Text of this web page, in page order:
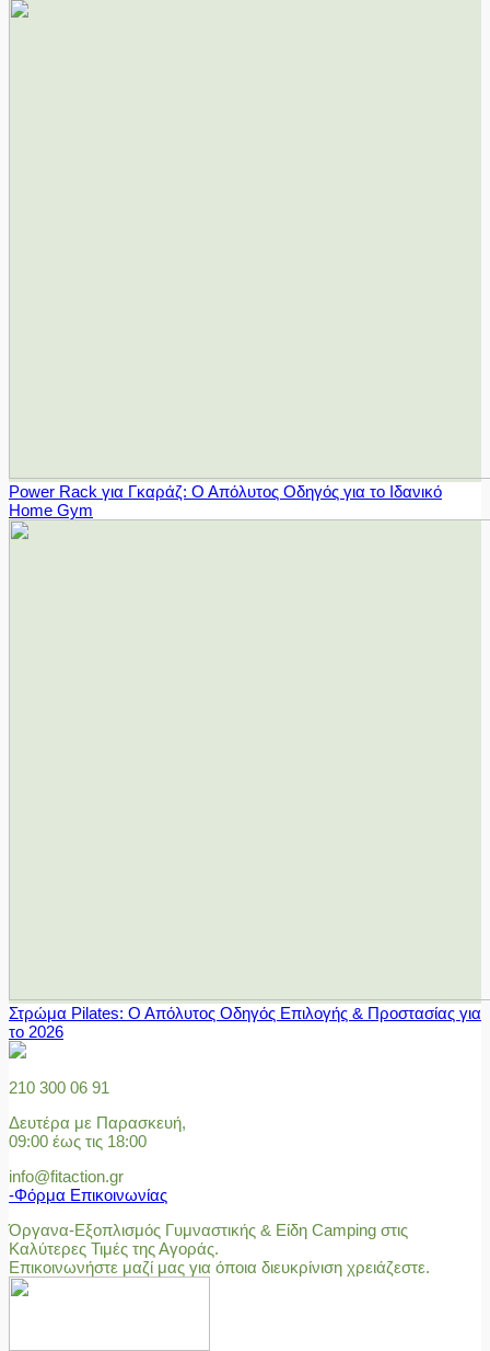
Power Rack για Γκαράζ: Ο Απόλυτος Οδηγός για το Ιδανικό
Home Gym
Στρώμα Pilates: Ο Απόλυτος Οδηγός Επιλογής & Προστασίας για
το 2026
210 300 06 91
Δευτέρα με Παρασκευή,
09:00 έως τις 18:00
info@fitaction.gr
-Φόρμα Επικοινωνίας
Όργανα-Εξοπλισμός Γυμναστικής & Είδη Camping στις
Καλύτερες Τιμές της Αγοράς.
Επικοινωνήστε μαζί μας για όποια διευκρίνιση χρειάζεστε.